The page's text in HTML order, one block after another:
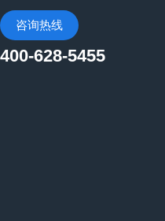
咨询热线
400-628-5455